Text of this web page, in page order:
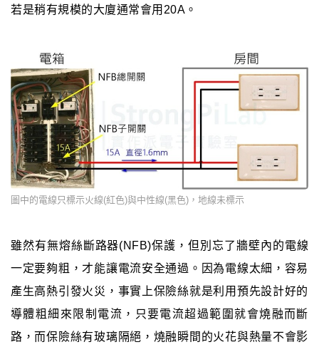
若是稍有規模的大廈通常會用20A。
圖中的電線只標示火線(紅色)與中性線(黑色)，地線未標示
雖然有無熔絲斷路器(NFB)保護，但別忘了牆壁內的電線
一定要夠粗，才能讓電流安全通過。因為電線太細，容易
產生高熱引發火災，事實上保險絲就是利用預先設計好的
導體粗細來限制電流，只要電流超過範圍就會燒融而斷
路，而保險絲有玻璃隔絕，燒融瞬間的火花與熱量不會影